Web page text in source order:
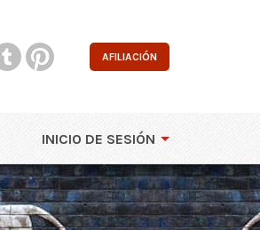
AFILIACIÓN
INICIO DE SESIÓN